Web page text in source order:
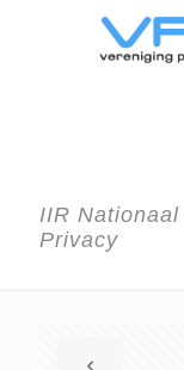
IIR
Privacy